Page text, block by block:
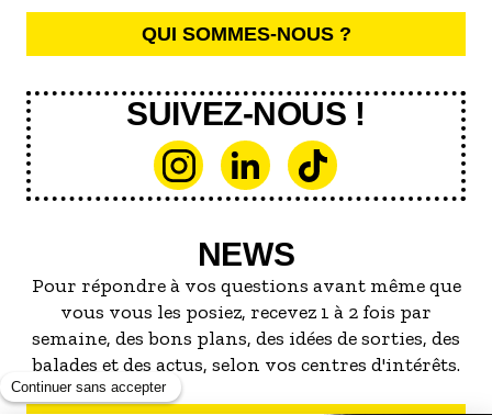
QUI SOMMES-NOUS ?
SUIVEZ-NOUS !
NEWS
Pour répondre à vos questions avant même que
vous vous les posiez, recevez 1 à 2 fois par
semaine, des bons plans, des idées de sorties, des
balades et des actus, selon vos centres d'intérêts.